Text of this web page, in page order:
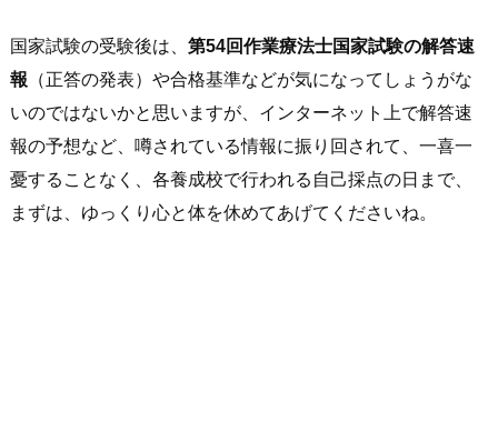
国家試験の受験後は、 第54回作業療法士国家試験の解答速
報 （正答の発表）や合格基準などが気になってしょうがな
いのではないかと思いますが、インターネット上で解答速
報の予想など、噂されている情報に振り回されて、一喜一
憂することなく、各養成校で行われる自己採点の日まで、
まずは、ゆっくり心と体を休めてあげてくださいね。